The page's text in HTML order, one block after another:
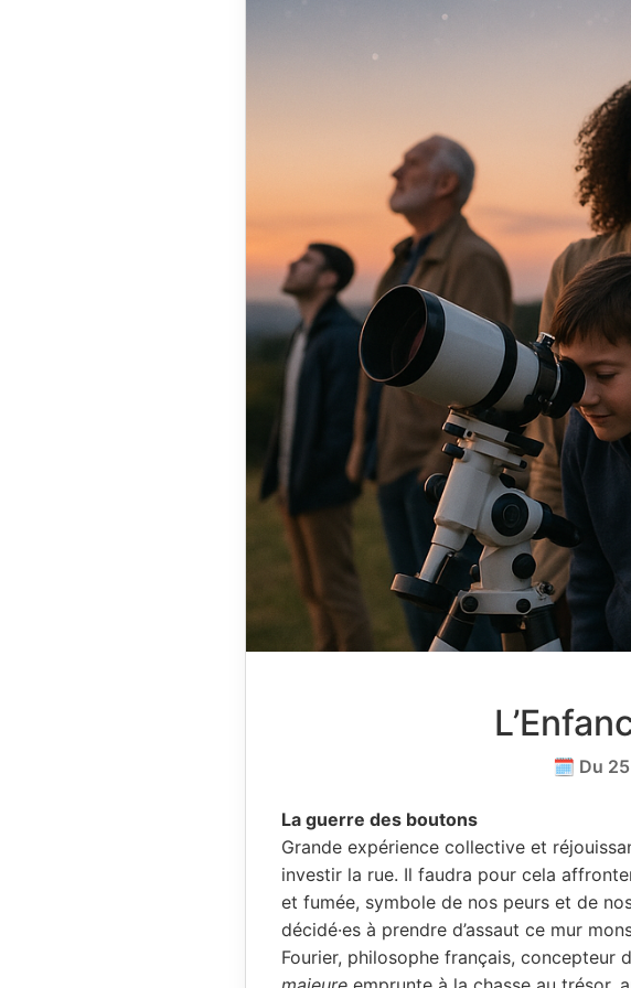
🗓️ Du 25
La guerre des boutons
Grande expérience collective et
investir la rue. Il faudra pour cela
et fumée, symbole de nos peurs et de
décidé·es à prendre d’assaut ce mur
Fourier, philosophe français, concepteur